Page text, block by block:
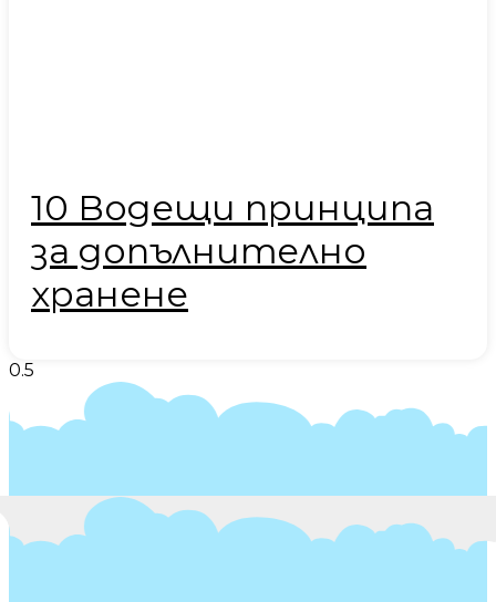
10 Водещи принципа
за допълнително
хранене